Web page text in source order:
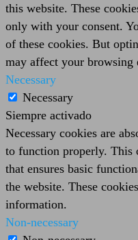
this website. These
only with your consent.
of these cookies. But
may affect your browsing
Necessary
Necessary
Siempre activado
Necessary cookies are
to function properly. This
that ensures basic
the website. These
information.
Non-necessary